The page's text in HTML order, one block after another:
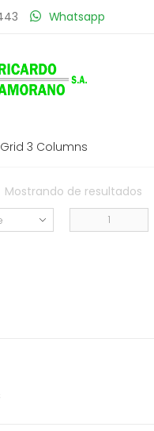
Whatsapp
menu
Grid 3 Columns
Mostrando de resultados